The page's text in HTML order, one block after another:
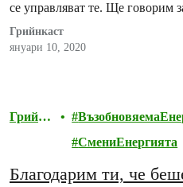
се управляват те. Ще говорим
началото на тази година и
имат ли…
Грийнкаст
януари 10, 2020
Грийнп
СмениЕнергията
Благодарим ти, че